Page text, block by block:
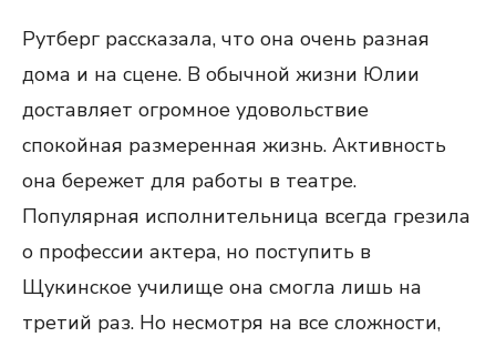
Рутберг рассказала, что она очень разная
дома и на сцене. В обычной жизни Юлии
доставляет огромное удовольствие
спокойная размеренная жизнь. Активность
она бережет для работы в театре.
Популярная исполнительница всегда грезила
о профессии актера, но поступить в
Щукинское училище она смогла лишь на
третий раз. Но несмотря на все сложности,